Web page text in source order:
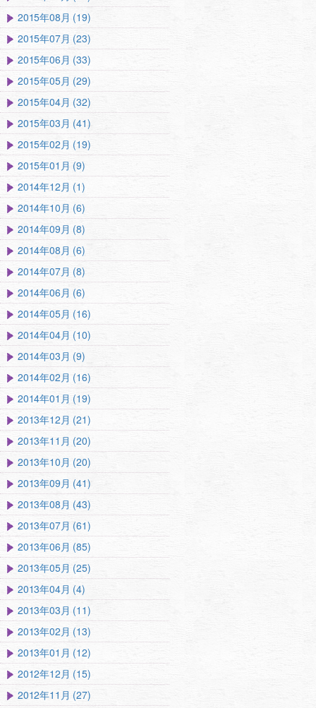
2015年08月 (19)
2015年07月 (23)
2015年06月 (33)
2015年05月 (29)
2015年04月 (32)
2015年03月 (41)
2015年02月 (19)
2015年01月 (9)
2014年12月 (1)
2014年10月 (6)
2014年09月 (8)
2014年08月 (6)
2014年07月 (8)
2014年06月 (6)
2014年05月 (16)
2014年04月 (10)
2014年03月 (9)
2014年02月 (16)
2014年01月 (19)
2013年12月 (21)
2013年11月 (20)
2013年10月 (20)
2013年09月 (41)
2013年08月 (43)
2013年07月 (61)
2013年06月 (85)
2013年05月 (25)
2013年04月 (4)
2013年03月 (11)
2013年02月 (13)
2013年01月 (12)
2012年12月 (15)
2012年11月 (27)